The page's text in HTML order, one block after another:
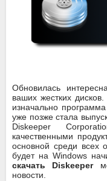
Обновилась
ваших жестких
изначально
уже позже стала
Diskeeper
качественными
основной среди всех
будет на Windows
скачать Diskeeper
новости.